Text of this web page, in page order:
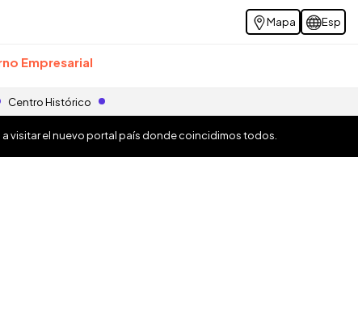
Mapa Esp
Empresarial
Centro Histórico
a visitar el nuevo portal país donde coincidimos todos.